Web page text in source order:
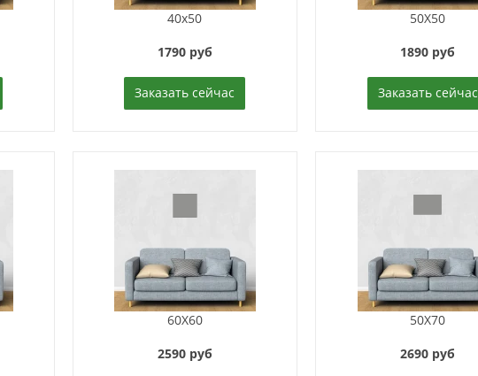
40x50
1790 руб
Заказать сейчас
50X50
1890 руб
Заказать сейчас
60X60
2590 руб
50X70
2690 руб